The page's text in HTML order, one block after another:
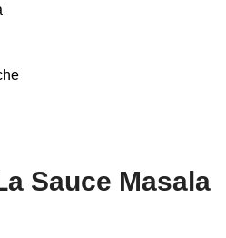
Sauce Masala